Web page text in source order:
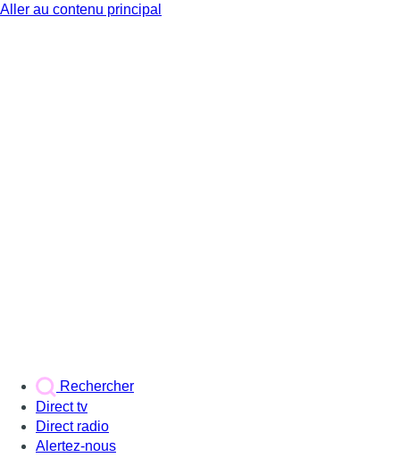
Aller au contenu principal
Rechercher
Direct tv
Direct radio
Alertez-nous